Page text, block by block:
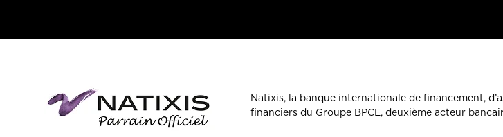
Natixis, la banque internationale de financement,
financiers du Groupe BPCE, deuxième acteur